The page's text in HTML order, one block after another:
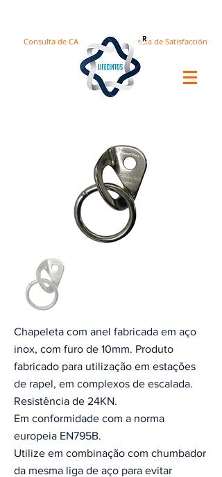
Encuesta de Satisfacción
Consulta de CA
Chapeleta com anel fabricada em aço
inox, com furo de 10mm. Produto
fabricado para utilização em estações
de rapel, em complexos de escalada.
Resistência de 24KN.
Em conformidade com a norma
europeia EN795B.
Utilize em combinação com chumbador
da mesma liga de aço para evitar